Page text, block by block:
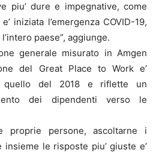
piu’ dure e impegnative, come
iniziata l’emergenza COVID-19,
paese”, aggiunge.
generale misurato in Amgen
del Great Place to Work e’
quello del 2018 e riflette un
dei dipendenti verso le
proprie persone, ascoltarne i
le risposte piu’ giuste e’